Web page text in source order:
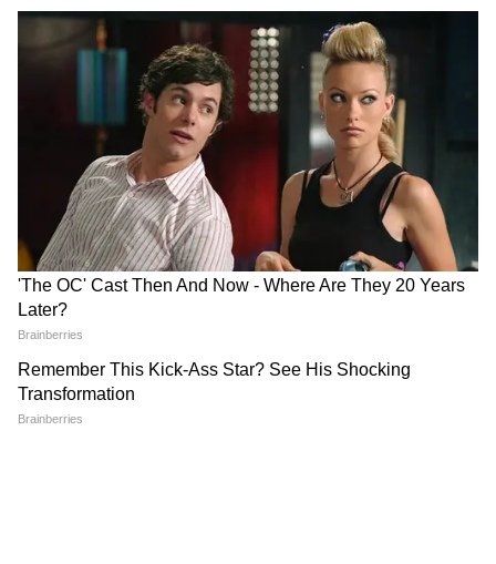
'हाथ में तिरंगा, जेब में फूल': शांतिपूर्ण मार्च या तूफान से
पहले की शांति?
रविवार की सुबह दिल्ली में कदम रखते ही अभिजीत दिपके
ने सोशल मीडिया प्लेटफॉर्म X पर एक बेहद भावुक और
रणनीतिक पोस्ट शेयर किया, जिसने सुरक्षा एजेंसियों को
भी हैरत में डाल दिया है। उन्होंने अपने समर्थकों से किसी
भी प्रकार की हिंसा न करने की अपील की है। अभिजीत
दिपके का संदेश: "पहुंच गया हूं। अपने साथ एक किताब
और हमारा तिरंगा लाना न भूलें! सहानुभूति और आभार के
तौर पर पुलिसकर्मियों को फूल दें। हमें इस आंदोलन को
प्यार और शांति के साथ आगे बढ़ाना है!"